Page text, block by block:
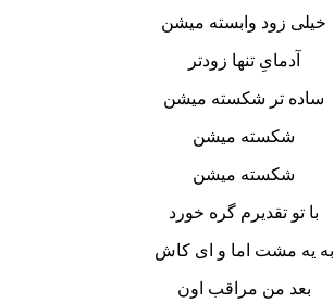
خیلی زود وابسته میشن
آدمایِ تنها زودتر
ساده تر شکسته میشن
شکسته میشن
شکسته میشن
با تو تقدیرم گره خورد
به یه مشت اما و ای کاش
بعد من مراقب اون